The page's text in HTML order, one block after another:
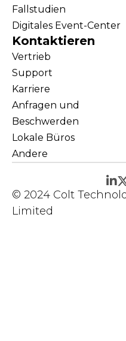
Fallstudien
Digitales Event-Center
Kontaktieren
Vertrieb
Support
Karriere
Anfragen und
Beschwerden
Lokale Büros
Andere
© 2024 Colt
Limited